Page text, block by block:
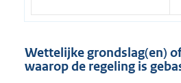
Wettelijke grondslag(en)
waarop de regeling is